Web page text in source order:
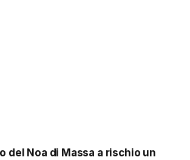
del Noa di Massa a rischio un